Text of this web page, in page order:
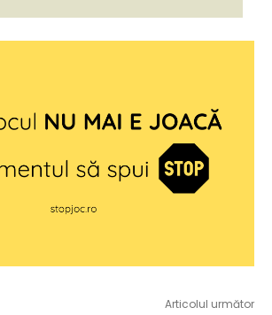
Articolul următor